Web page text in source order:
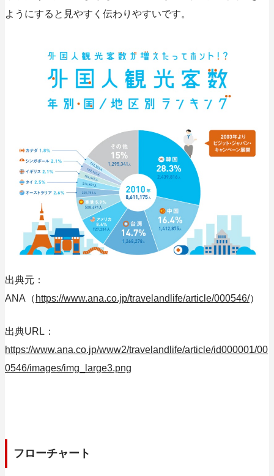
ようにすると見やすく伝わりやすいです。
出典元：
ANA（ https://www.ana.co.jp/travelandlife/article/000546/）
出典URL：
https://www.ana.co.jp/www2/travelandlife/article/id000001/00
0546/images/img_large3.png
フローチャート